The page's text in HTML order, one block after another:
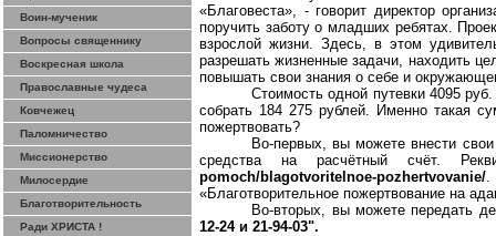
Воин-мученик
Вопросы священнику
Воскресная школа
Православные чудеса
Ковчежец
Паломничество
Миссионерство
Милосердие
Благотворительность
Ради ХРИСТА !
«Благовеста», - говорит директор
поручить заботу о младших ребятах.
взрослой жизни. Здесь, в этом
разрешать жизненные задачи, находить
повышать свои знания о себе и
Стоимость одной путевки 4095
собрать 184 275 рублей. Именно такая
пожертвовать?
Во-первых, вы можете внести
средства на расчётный счёт.
pomoch/blagotvoritelnoe-pozhertvovanie/.
«Благотворительное пожертвование на
Во-вторых, вы можете передать
12-24 и 21-94-03".